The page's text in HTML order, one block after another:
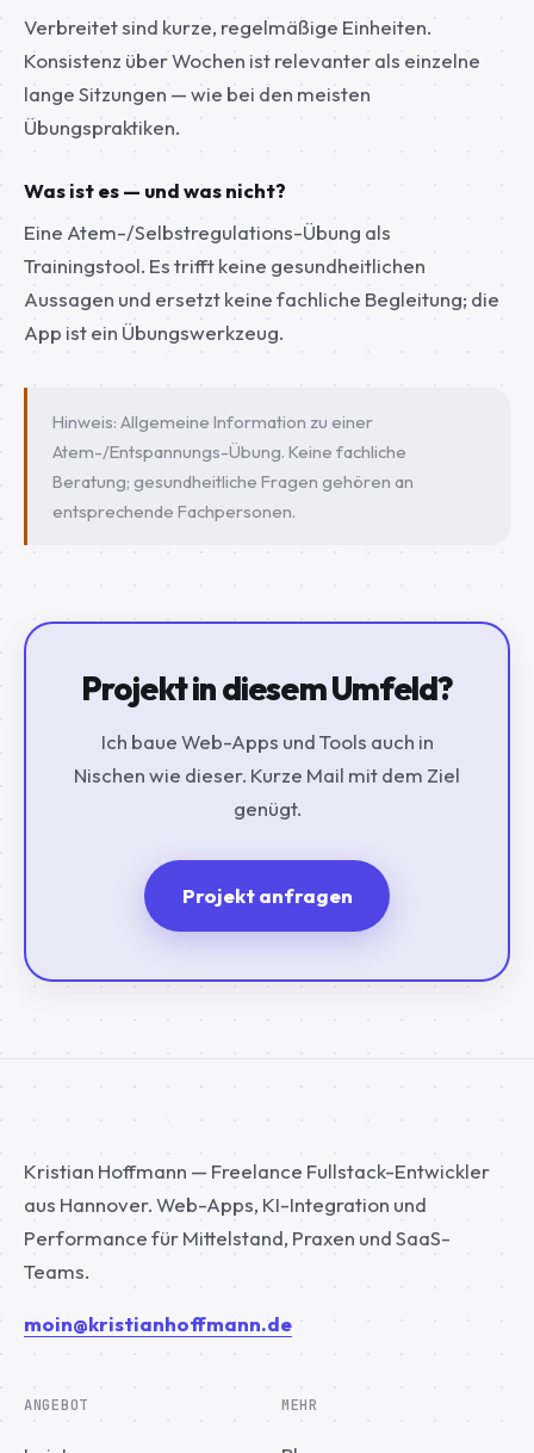
Verbreitet sind kurze, regelmäßige Einheiten.
Konsistenz über Wochen ist relevanter als einzelne
lange Sitzungen — wie bei den meisten
Übungspraktiken.
Was ist es — und was nicht?
Eine Atem-/Selbstregulations-Übung als
Trainingstool. Es trifft keine gesundheitlichen
Aussagen und ersetzt keine fachliche Begleitung; die
App ist ein Übungswerkzeug.
Hinweis: Allgemeine Information zu einer
Atem-/Entspannungs-Übung. Keine fachliche
Beratung; gesundheitliche Fragen gehören an
entsprechende Fachpersonen.
Projekt in diesem Umfeld?
Ich baue Web-Apps und Tools auch in
Nischen wie dieser. Kurze Mail mit dem Ziel
genügt.
Projekt anfragen
Kristian Hoffmann — Freelance Fullstack-Entwickler
aus Hannover. Web-Apps, KI-Integration und
Performance für Mittelstand, Praxen und SaaS-
Teams.
moin@kristianhoffmann.de
ANGEBOT MEHR